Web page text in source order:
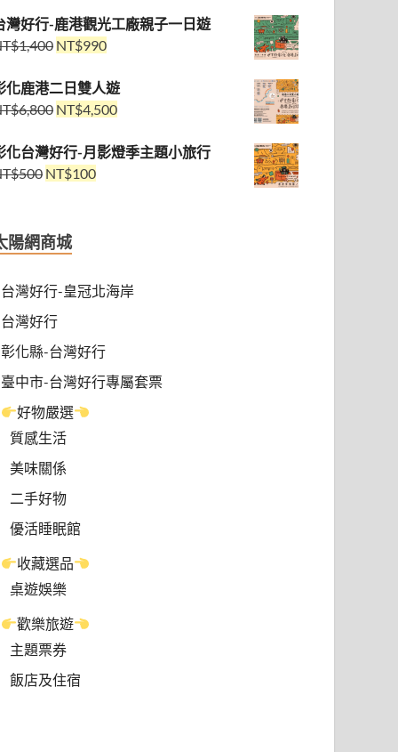
灣好行-鹿港觀光工廠親子一日遊
1,400 NT$990
化鹿港二日雙人遊
6,800 NT$4,500
化台灣好行-月影燈季主題小旅行
500 NT$100
陽網商城
台灣好行-皇冠北海岸
台灣好行
彰化縣-台灣好行
臺中市-台灣好行專屬套票
好物嚴選
質感生活
美味關係
二手好物
優活睡眠館
收藏選品
桌遊娛樂
歡樂旅遊
主題票券
飯店及住宿